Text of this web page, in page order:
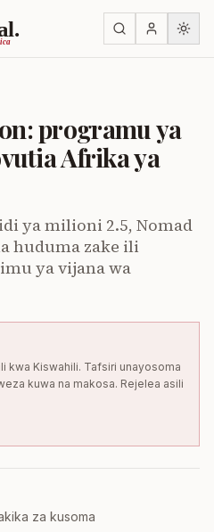
programu ya
Afrika ya
ya milioni 2.5, Nomad
huduma zake ili
ya vijana wa
kwa Kiswahili. Tafsiri unayosoma
kuwa na makosa. Rejelea asili
za kusoma